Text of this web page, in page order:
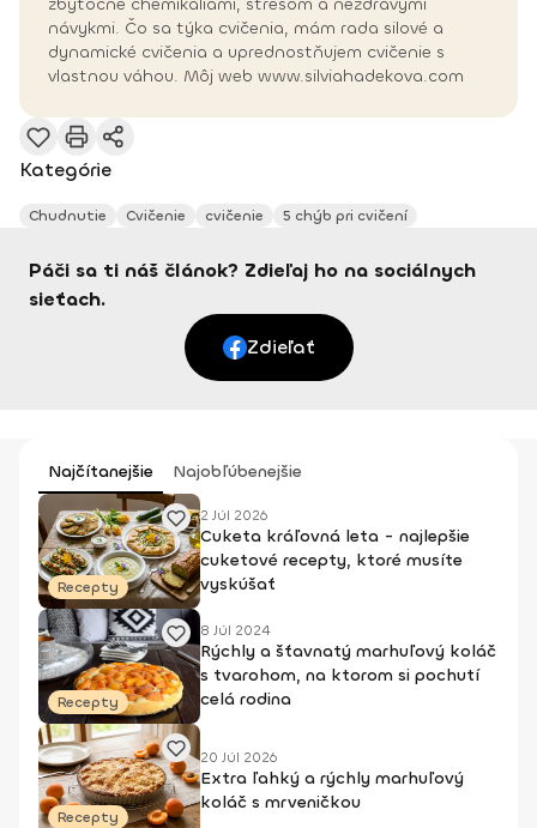
návykmi. Čo sa týka cvičenia, mám rada silové a
dynamické cvičenia a uprednostňujem cvičenie s
vlastnou váhou. Môj web www.silviahadekova.com
Kategórie
Chudnutie Cvičenie cvičenie 5 chýb pri cvičení
Páči sa ti náš článok? Zdieľaj ho na sociálnych
sieťach.
Zdieľať
Najčítanejšie Najobľúbenejšie
Recepty
2 Júl 2026
Cuketa kráľovná leta - najlepšie
cuketové recepty, ktoré musíte
vyskúšať
Recepty
8 Júl 2024
Rýchly a šťavnatý marhuľový koláč
s tvarohom, na ktorom si pochutí
celá rodina
Recepty
20 Júl 2026
Extra ľahký a rýchly marhuľový
koláč s mrveničkou